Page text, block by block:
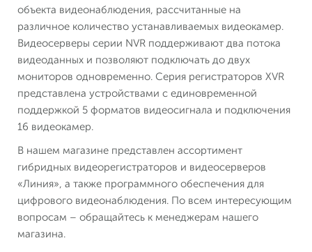
объекта видеонаблюдения, рассчитанные на
различное количество устанавливаемых видеокамер.
Видеосерверы серии NVR поддерживают два потока
видеоданных и позволяют подключать до двух
мониторов одновременно. Серия регистраторов XVR
представлена устройствами с единовременной
поддержкой 5 форматов видеосигнала и подключения
16 видеокамер.
В нашем магазине представлен ассортимент
гибридных видеорегистраторов и видеосерверов
«Линия», а также программного обеспечения для
цифрового видеонаблюдения. По всем интересующим
вопросам – обращайтесь к менеджерам нашего
магазина.